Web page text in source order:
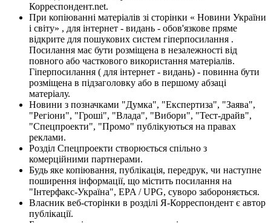
Корреспондент.net.
При копіюванні матеріалів зі сторінки « Новини України
і світу» , для інтернет - видань - обов'язкове пряме
відкрите для пошукових систем гіперпосилання .
Посилання має бути розміщена в незалежності від
повного або часткового використання матеріалів.
Гіперпосилання ( для інтернет - видань) - повинна бути
розміщена в підзаголовку або в першому абзаці
матеріалу.
Новини з позначками "Думка", "Експертиза", "Заява",
"Регіони", "Гроші", "Влада", "Вибори", "Тест-драйв",
"Спецпроекти", "Промо" публікуються на правах
реклами.
Розділ Спецпроекти створюється спільно з
комерційними партнерами.
Будь яке копіювання, публікація, передрук, чи наступне
поширення інформації, що містить посилання на
"Інтерфакс-Україна", EPA / UPG, суворо забороняється.
Власник веб-сторінки в розділі Я-Корреспондент є автор
публікації.